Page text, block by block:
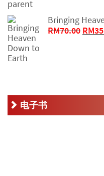
Bringing
RM70.00 原
RM
电子书